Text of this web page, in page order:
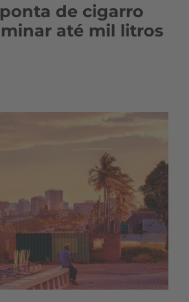
de cigarro
até mil litros